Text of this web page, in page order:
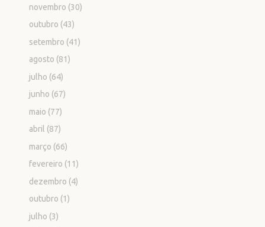
novembro (30)
outubro (43)
setembro (41)
agosto (81)
julho (64)
junho (67)
maio (77)
abril (87)
março (66)
fevereiro (11)
dezembro (4)
outubro (1)
julho (3)